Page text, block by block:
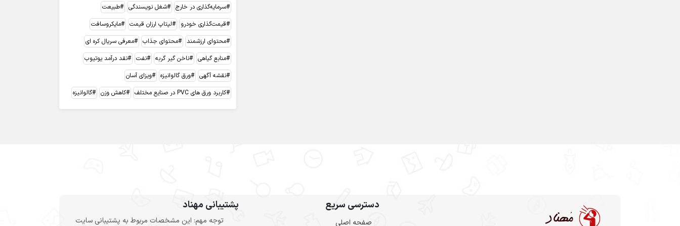
سرمایه‌گذاری در خارج شغل نویسندگی
طبیعت
قیمت‌گذاری خودرو
لپتاپ ارزان قیمت
مایکروسافت
محتوای ارزشمند
محتوای جذاب
معرفی سریال کره ای
منابع گیاهی
ناخن گیر گربه نفت
نقد درآمد یوتیوب
نقشه آگهی
ورق گالوانیزه
ویزای آسان
کاربرد ورق های PVC در صنایع مختلف
کاهش وزن گالوانیزه
دسترسی سریع
صفحه اصلی
پشتیبانی مهناد
توجه مهم: این مشخصات مربوط به پشتیبانی سایت